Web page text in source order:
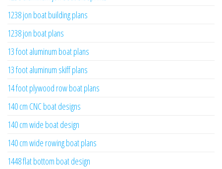
1238 jon boat building plans
1238 jon boat plans
13 foot aluminum boat plans
13 foot aluminum skiff plans
14 foot plywood row boat plans
140 cm CNC boat designs
140 cm wide boat design
140 cm wide rowing boat plans
1448 flat bottom boat design